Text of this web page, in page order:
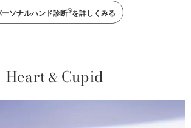
ーソナルハンド診断®を詳しくみる
Heart& Cupid